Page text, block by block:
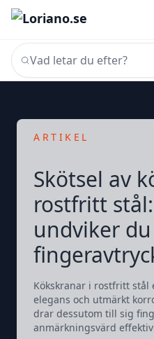
ARTIKEL
Skötsel av
rostfritt
undviker du
Kökskranar i rostfritt
elegans och utmärkt
drar dessutom till sig
anmärkningsvärd